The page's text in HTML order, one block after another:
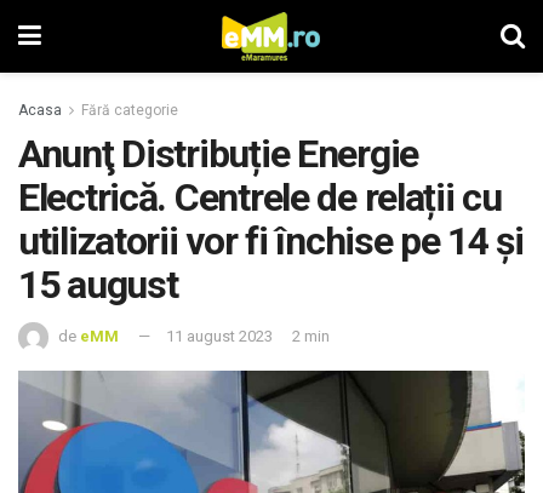
Acasa Fără categorie
Anunţ Distribuție Energie
Electrică. Centrele de relații cu
utilizatorii vor fi închise pe 14 și
15 august
de eMM 11 august 2023 2 min